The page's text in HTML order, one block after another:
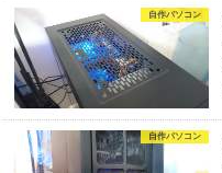
自作パソコン
自作パソコン